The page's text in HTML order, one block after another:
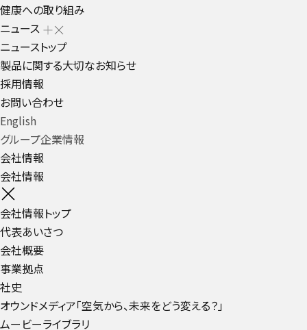
健康への取り組み
ニュース
ニューストップ
製品に関する大切なお知らせ
採用情報
お問い合わせ
English
グループ企業情報
会社情報
会社情報
会社情報トップ
代表あいさつ
会社概要
事業拠点
社史
オウンドメディア「空気から、未来をどう変える？」
ムービーライブラリ